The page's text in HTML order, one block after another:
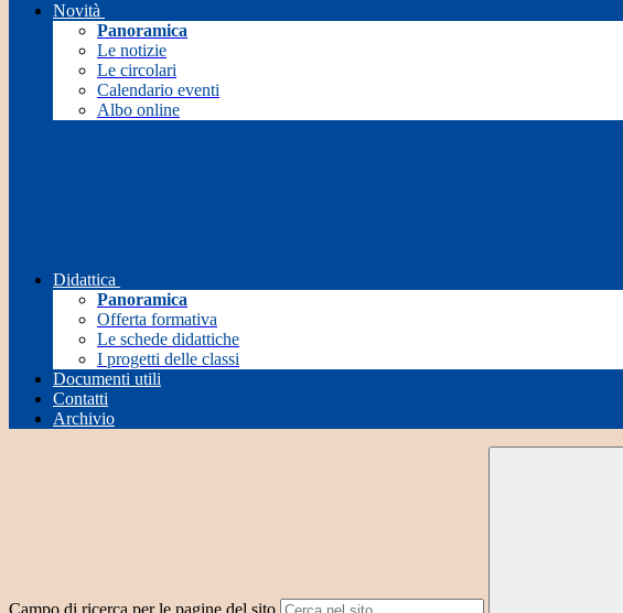
Novità
Panoramica
Le notizie
Le circolari
Calendario eventi
Albo online
Didattica
Panoramica
Offerta formativa
Le schede didattiche
I progetti delle classi
Documenti utili
Contatti
Archivio